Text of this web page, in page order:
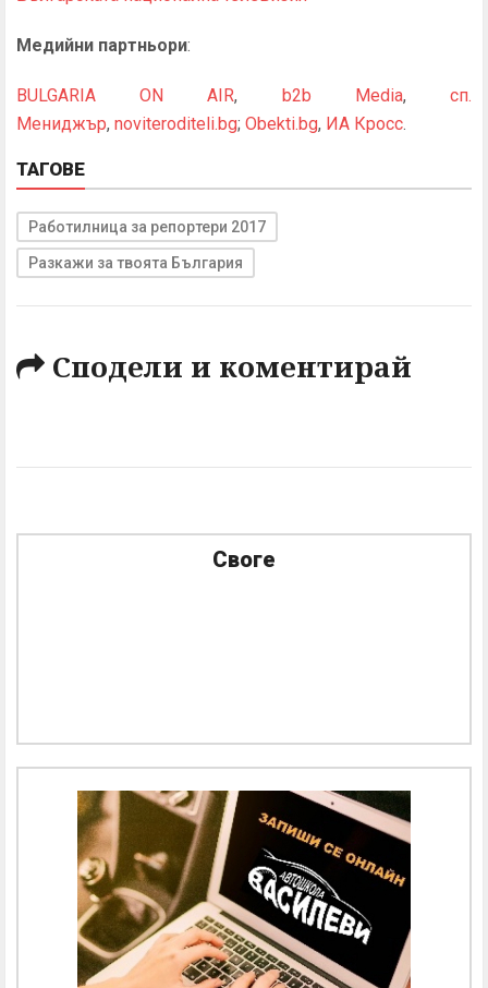
Медийни партньори:
BULGARIA ON AIR, b2b Мedia,сп.
Мениджър, noviteroditeli.bg; Obekti.bg, ИА Кросс.
ТАГОВЕ
Работилница за репортери 2017
Разкажи за твоята България
Сподели и коментирай
Своге